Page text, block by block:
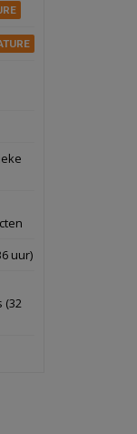
Bekijk
uur)
(32